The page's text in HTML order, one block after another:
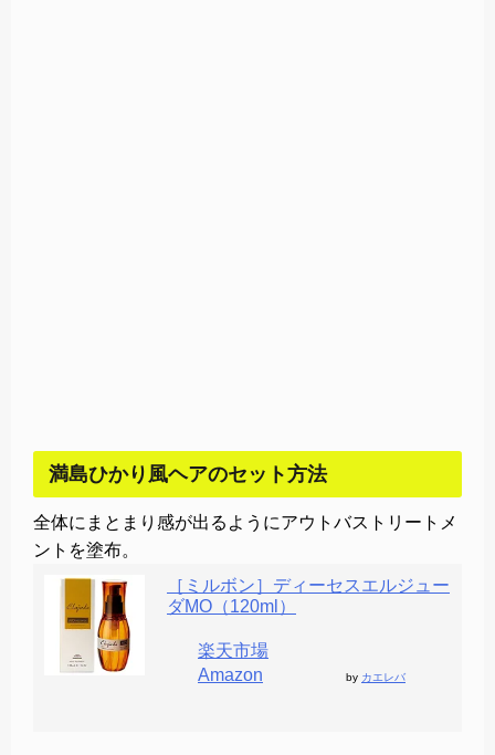
満島ひかり風ヘアのセット方法
全体にまとまり感が出るようにアウトバストリートメ
ントを塗布。
［ミルボン］ディーセスエルジュー
ダMO（120ml）
楽天市場
Amazon
by カエレバ